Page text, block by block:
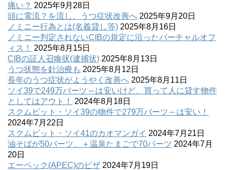
痛い？ 2025年9月28日
頭に電流？を流し、うつ症状改善へ 2025年9月20日
ノミニー行為とは(名義貸し等) 2025年8月16日
ノミニー判定されないCIBの規定に沿ったバーチャルオフ
ィス！
2025年8月15日
CIBの証人召喚状(逮捕状) 2025年8月13日
うつ状態を針治療も 2025年8月12日
長年のうつ症状がようやく改善へ 2025年8月11日
ソイ39で249万バーツ～は安いけど、買って人に貸す物件
としてはアウト！
2024年8月18日
スクムビット・ソイ39の物件で279万バーツ～は安い！
2024年7月22日
スクムビット・ソイ41のカオマンガイ 2024年7月21日
油そばが50バーツ、＋温泉たまごで70バーツ 2024年7月
20日
エーペック(APEC)のビザ 2024年7月19日